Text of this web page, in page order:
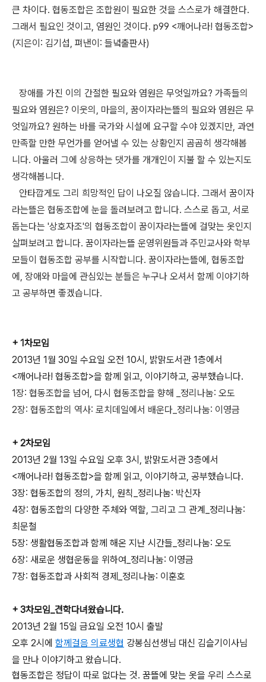
큰 차이다. 협동조합은 조합원이 필요한 것을 스스로가 해결한다.
그래서 필요인 것이고, 염원인 것이다. p99 <깨어나라! 협동조합>
(지은이: 김기섭, 펴낸이: 들녘출판사)
장애를 가진 이의 간절한 필요와 염원은 무엇일까요? 가족들의
필요와 염원은? 이웃의, 마을의, 꿈이자라는뜰의 필요와 염원은 무
엇일까요? 원하는 바를 국가와 시설에 요구할 수야 있겠지만, 과연
만족할 만한 무언가를 얻어낼 수 있는 상황인지 곰곰히 생각해봅
니다. 아울러 그에 상응하는 댓가를 개개인이 지불 할 수 있는지도
생각해봅니다.
안타깝게도 그리 희망적인 답이 나오질 않습니다. 그래서 꿈이자
라는뜰은 협동조합에 눈을 돌려보려고 합니다. 스스로 돕고, 서로
돕는다는 '상호자조'의 협동조합이 꿈이자라는뜰에 걸맞는 옷인지
살펴보려고 합니다. 꿈이자라는뜰 운영위원들과 주민교사와 학부
모들이 협동조합 공부를 시작합니다. 꿈이자라는뜰에, 협동조합
에, 장애와 마을에 관심있는 분들은 누구나 오셔서 함께 이야기하
고 공부하면 좋겠습니다.
+ 1차모임
2013년 1월 30일 수요일 오전 10시, 밝맑도서관 1층에서
<깨어나라! 협동조합>을 함께 읽고, 이야기하고, 공부했습니다.
1장: 협동조합을 넘어, 다시 협동조합을 향해 _정리나눔: 오도
2장: 협동조합의 역사: 로치데일에서 배운다_정리나눔: 이영금
+ 2차모임
2013년 2월 13일 수요일 오후 3시, 밝맑도서관 3층에서
<깨어나라! 협동조합>을 함께 읽고, 이야기하고, 공부했습니다.
3장: 협동조합의 정의, 가치, 원칙_정리나눔: 박신자
4장: 협동조합의 다양한 주체와 역할, 그리고 그 관계_정리나눔:
최문철
5장: 생활협동조합과 함께 해온 지난 시간들_정리나눔: 오도
6장: 새로운 생협운동을 위하여_정리나눔: 이영금
7장: 협동조합과 사회적 경제_정리나눔: 이훈호
+ 3차모임_견학다녀왔습니다.
2013년 2월 15일 금요일 오전 10시 출발
오후 2시에 함께걸음 의료생협 강봉심선생님 대신 김슬기이사님
을 만나 이야기하고 왔습니다.
협동조합은 정답이 따로 없다는 것. 꿈뜰에 맞는 옷을 우리 스스로